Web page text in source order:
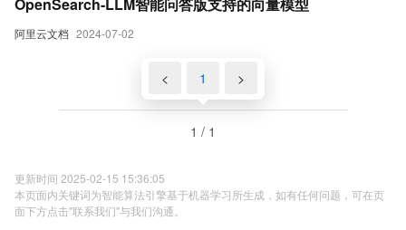
阿里云文档 2024-07-02
< 1 >
1 / 1
更新时间 2025-02-15 15:36:05
本页面内关键词为智能算法引擎基于机器学习所生成，如有任何问题，可在页
面下方点击"联系我们"与我们沟通。